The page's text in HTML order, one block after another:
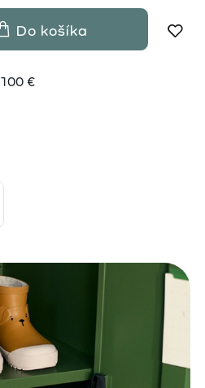
Do košíka
100 €